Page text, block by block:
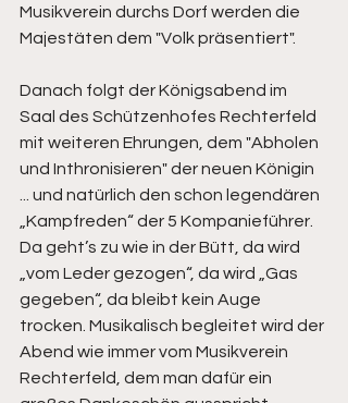
Musikverein durchs Dorf werden die
Majestäten dem "Volk präsentiert".
Danach folgt der Königsabend im
Saal des Schützenhofes Rechterfeld
mit weiteren Ehrungen, dem "Abholen
und Inthronisieren" der neuen Königin
... und natürlich den schon legendären
„Kampfreden“ der 5 Kompanieführer.
Da geht’s zu wie in der Bütt, da wird
„vom Leder gezogen“, da wird „Gas
gegeben“, da bleibt kein Auge
trocken. Musikalisch begleitet wird der
Abend wie immer vom Musikverein
Rechterfeld, dem man dafür ein